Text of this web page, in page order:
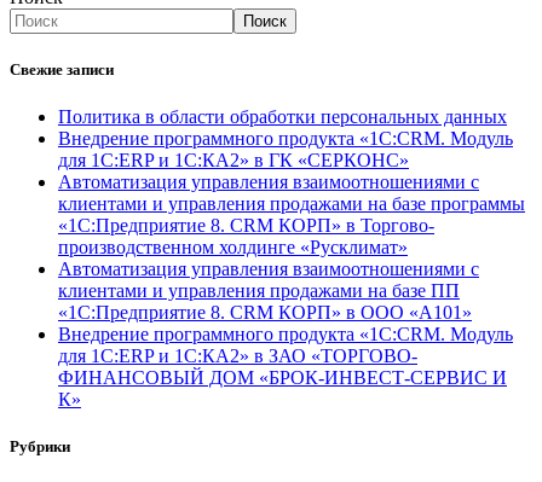
Поиск
Свежие записи
Политика в области обработки персональных данных
Внедрение программного продукта «1С:CRM. Модуль
для 1С:ERP и 1С:КА2» в ГК «СЕРКОНС»
Автоматизация управления взаимоотношениями с
клиентами и управления продажами на базе программы
«1С:Предприятие 8. CRM КОРП» в Торгово-
производственном холдинге «Русклимат»
Автоматизация управления взаимоотношениями с
клиентами и управления продажами на базе ПП
«1С:Предприятие 8. CRM КОРП» в ООО «А101»
Внедрение программного продукта «1С:CRM. Модуль
для 1С:ERP и 1С:КА2» в ЗАО «ТОРГОВО-
ФИНАНСОВЫЙ ДОМ «БРОК-ИНВЕСТ-СЕРВИС И
К»
Рубрики